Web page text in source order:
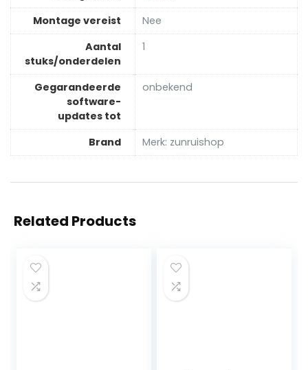
Montage vereist
‎Nee
Aantal
stuks/onderdelen
‎1
Gegarandeerde
software-
updates tot
‎onbekend
Brand Merk: zunruishop
Related Products